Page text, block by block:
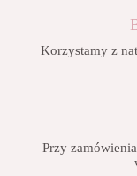
Korzystamy z
Przy